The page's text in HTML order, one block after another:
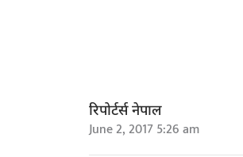
रिपोर्टर्स नेपाल
June 2, 2017 5:26 am